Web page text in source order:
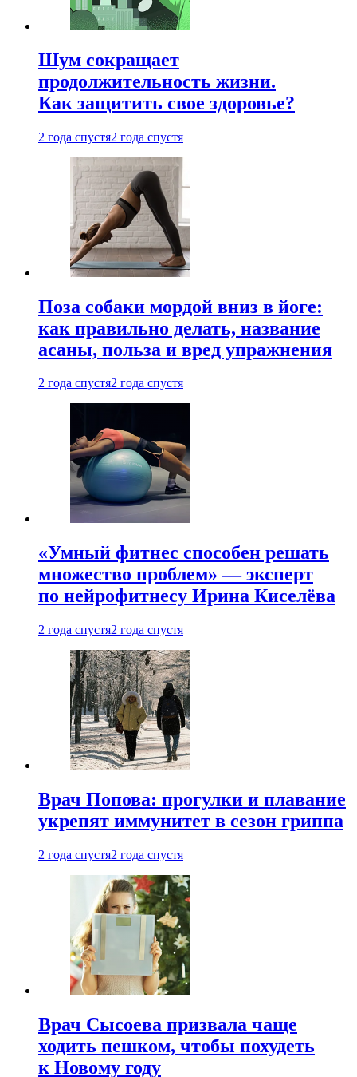
Шум сокращает
продолжительность жизни.
Как защитить свое здоровье?
2 года спустя2 года спустя
Поза собаки мордой вниз в йоге:
как правильно делать, название
асаны, польза и вред упражнения
2 года спустя2 года спустя
«Умный фитнес способен решать
множество проблем» — эксперт
по нейрофитнесу Ирина Киселёва
2 года спустя2 года спустя
Врач Попова: прогулки и плавание
укрепят иммунитет в сезон гриппа
2 года спустя2 года спустя
Врач Сысоева призвала чаще
ходить пешком, чтобы похудеть
к Новому году